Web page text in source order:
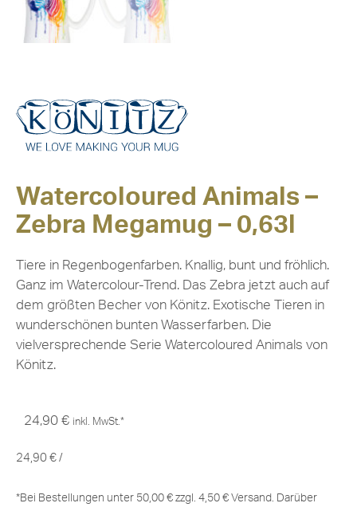
Watercoloured Animals –
Zebra Megamug – 0,63l
Tiere in Regenbogenfarben. Knallig, bunt und fröhlich.
Ganz im Watercolour-Trend. Das Zebra jetzt auch auf
dem größten Becher von Könitz. Exotische Tieren in
wunderschönen bunten Wasserfarben. Die
vielversprechende Serie Watercoloured Animals von
Könitz.
24,90 € inkl. MwSt.*
24,90 € /
*Bei Bestellungen unter 50,00 € zzgl. 4,50 € Versand. Darüber